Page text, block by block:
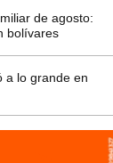
de agosto:
bolívares
a lo grande en